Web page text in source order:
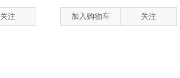
关注 加入购物车 关注